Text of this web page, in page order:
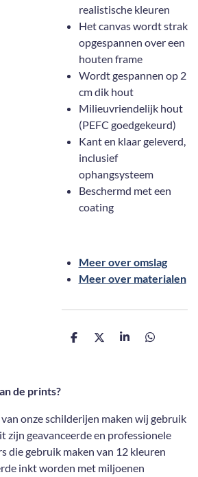
realistische kleuren
Het canvas wordt strak
opgespannen over een
houten frame
Wordt gespannen op 2
cm dik hout
Milieuvriendelijk hout
(PEFC goedgekeurd)
Kant en klaar geleverd,
inclusief
ophangsysteem
Beschermd met een
coating
Meer over omslag
Meer over materialen
D
D
S
D
de prints?
onze schilderijen maken wij gebruik
zijn geavanceerde en professionele
die gebruik maken van 12 kleuren
inkt worden met miljoenen